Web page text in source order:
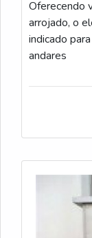
Oferecendo
arrojado, o
indicado
andares